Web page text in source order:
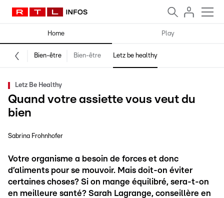
Home Play
Bien-être Bien-être Letz be healthy
Letz Be Healthy
Quand votre assiette vous veut du
bien
Sabrina Frohnhofer
Votre organisme a besoin de forces et donc
d’aliments pour se mouvoir. Mais doit-on éviter
certaines choses? Si on mange équilibré, sera-t-on
en meilleure santé? Sarah Lagrange, conseillère en